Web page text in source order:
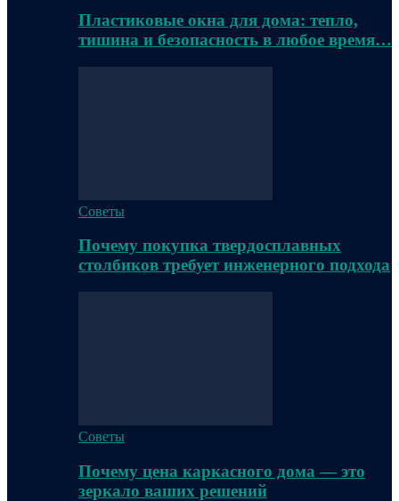
Пластиковые окна для дома: тепло,
тишина и безопасность в любое время…
Советы
Почему покупка твердосплавных
столбиков требует инженерного подхода
Советы
Почему цена каркасного дома — это
зеркало ваших решений